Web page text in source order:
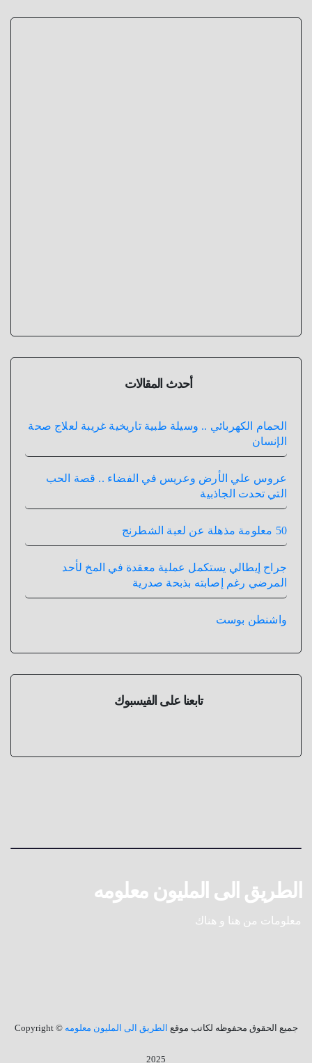
أحدث المقالات
الحمام الكهربائي .. وسيلة طبية تاريخية غريبة لعلاج صحة
الإنسان
عروس علي الأرض وعريس في الفضاء .. قصة الحب
التي تحدت الجاذبية
50 معلومة مذهلة عن لعبة الشطرنج
جراح إيطالي يستكمل عملية معقدة في المخ لأحد
المرضي رغم إصابته بذبحة صدرية
واشنطن بوست
تابعنا على الفيسبوك
الطريق الى المليون معلومه
معلومات من هنا و هناك
جميع الحقوق محفوظه لكاتب موقع الطريق الى المليون معلومه © Copyright
2025